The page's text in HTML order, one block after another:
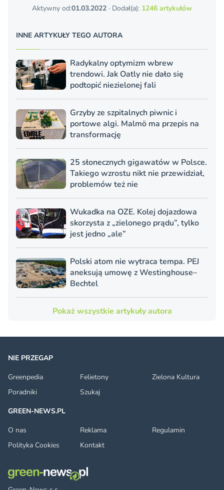
Aktywny od:01.03.2022 · Dodał(a): 1246 artykułów
INNE ARTYKUŁY TEGO AUTORA
Radykalny optymizm wbrew
trendowi. Jak Oatly nie dało się
podtopić niezielonej fali
Grzyby ze szpitalnych piwnic i
portowe algi. Malmö ma przepis na
transformację
25 słonecznych gigawatów w Polsce.
Takiego wzrostu nikt nie przewidział,
problemów też nie
Wukadka na OZE. Kolej dojazdowa
skorzysta z „zielonego prądu”, tylko
jest jedno „ale”
Polski atom nie wytraca tempa. PEJ
aneksują umowę z Westinghouse–
Bechtel
Pokaż wszystkie artykuły autora
NIE PRZEGAP
Greenpedia
Felietony
Zielona Kultura
Poradniki
Szukaj
GREEN-NEWS.PL
O nas
Reklama
Regulamin
Polityka Cookies
Kontakt